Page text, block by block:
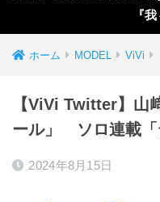
『
ホーム MODEL ViVi
【ViVi Twitter】山
ール」 ソロ連載「
2024年8月15日